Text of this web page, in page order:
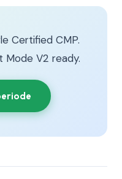
Certified CMP.
Mode V2 ready.